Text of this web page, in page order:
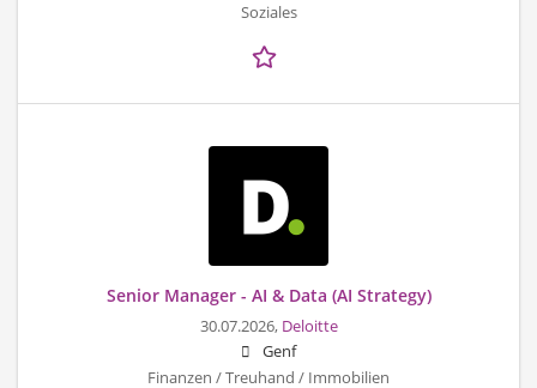
Soziales
Senior Manager - AI & Data (AI Strategy)
30.07.2026, Deloitte
Genf
Finanzen / Treuhand / Immobilien